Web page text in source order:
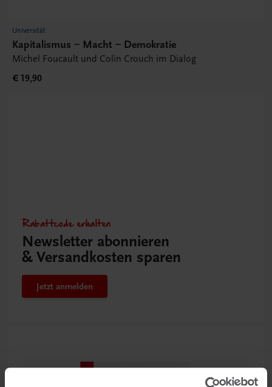
Universität
Kapitalismus – Macht – Demokratie
Michel Foucault und Colin Crouch im Dialog
€ 19,90
Rabattcode erhalten
Newsletter abonnieren
& Versandkosten sparen
Jetzt anmelden